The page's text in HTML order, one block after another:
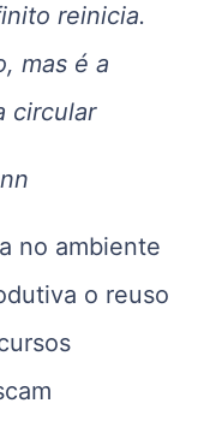
reinicia.
mas é a
circular
no ambiente
o reuso